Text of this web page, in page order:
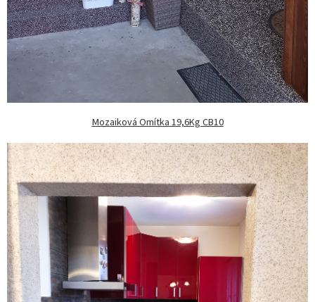
Mozaiková Omítka 19,6Kg CB10